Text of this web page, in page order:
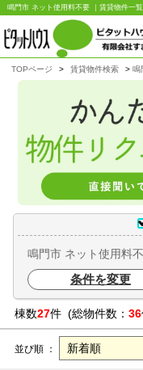
鳴門市 ネット使用料不要 ｜賃貸物件一
TOPページ 賃貸物件検索 鳴
鳴門市 ネット使用料
条件を変更
棟数27件 (総物件数： 36
並び順 ：